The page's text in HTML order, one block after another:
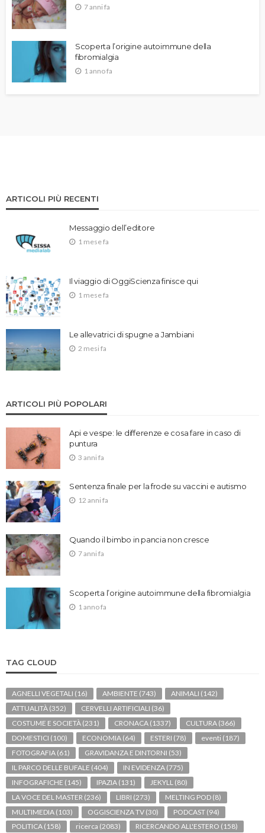
7 anni fa
Scoperta l’origine autoimmune della
fibromialgia
1 anno fa
ARTICOLI PIÙ RECENTI
Messaggio dell’editore
1 mese fa
Il viaggio di OggiScienza finisce qui
1 mese fa
Le allevatrici di spugne a Jambiani
2 mesi fa
ARTICOLI PIÙ POPOLARI
Api e vespe: le differenze e cosa fare in caso di
puntura
3 anni fa
Sentenza finale per la frode su vaccini e autismo
12 anni fa
Quando il bimbo in pancia non cresce
7 anni fa
Scoperta l’origine autoimmune della fibromialgia
1 anno fa
TAG CLOUD
AGNELLI VEGETALI (16) AMBIENTE (743) ANIMALI (142)
ATTUALITÀ (352) CERVELLI ARTIFICIALI (36)
COSTUME E SOCIETÀ (231) CRONACA (1337) CULTURA (366)
DOMESTICI (100) ECONOMIA (64) ESTERI (78) eventi (187)
FOTOGRAFIA (61) GRAVIDANZA E DINTORNI (53)
IL PARCO DELLE BUFALE (404) IN EVIDENZA (775)
INFOGRAFICHE (145) IPAZIA (131) JEKYLL (80)
LA VOCE DEL MASTER (236) LIBRI (273) MELTING POD (8)
MULTIMEDIA (103) OGGISCIENZA TV (30) PODCAST (94)
POLITICA (158) ricerca (2083) RICERCANDO ALL'ESTERO (158)